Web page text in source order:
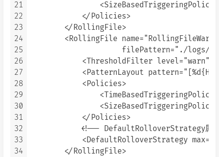
21
22
23
24
25
26
27
28
29
30
31
32
33
34
<SizeBasedTriggeringPolicy
            </Policies>
        </RollingFile>
<RollingFile
filePattern="./logs/
<ThresholdFilter level="warn"
<PatternLayout
            <Policies>
<SizeBasedTriggeringPolicy
            </Policies>
<!-- DefaultRolloverStrategy属性
<DefaultRolloverStrategy
        </RollingFile>